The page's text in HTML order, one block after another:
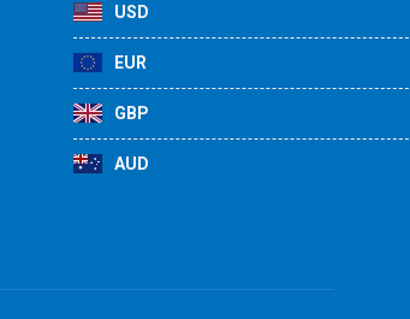
USD
EUR
GBP
AUD